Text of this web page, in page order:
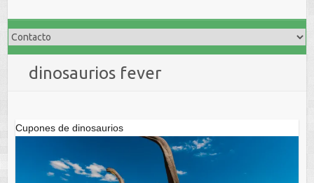
dinosaurios fever
Cupones de dinosaurios